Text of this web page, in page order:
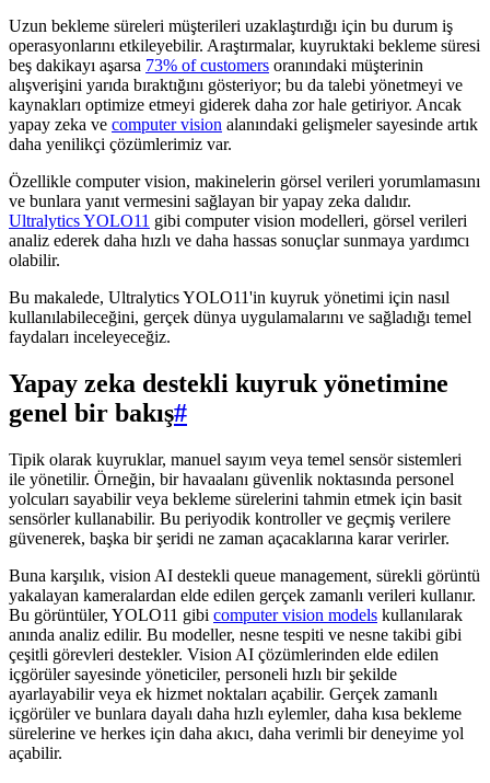
Uzun bekleme süreleri müşterileri uzaklaştırdığı için bu durum iş
operasyonlarını etkileyebilir. Araştırmalar, kuyruktaki bekleme süresi
beş dakikayı aşarsa 73% of customers oranındaki müşterinin
alışverişini yarıda bıraktığını gösteriyor; bu da talebi yönetmeyi ve
kaynakları optimize etmeyi giderek daha zor hale getiriyor. Ancak
yapay zeka ve computer vision alanındaki gelişmeler sayesinde artık
daha yenilikçi çözümlerimiz var.
Özellikle computer vision, makinelerin görsel verileri yorumlamasını
ve bunlara yanıt vermesini sağlayan bir yapay zeka dalıdır.
Ultralytics YOLO11 gibi computer vision modelleri, görsel verileri
analiz ederek daha hızlı ve daha hassas sonuçlar sunmaya yardımcı
olabilir.
Bu makalede, Ultralytics YOLO11'in kuyruk yönetimi için nasıl
kullanılabileceğini, gerçek dünya uygulamalarını ve sağladığı temel
faydaları inceleyeceğiz.
Yapay zeka destekli kuyruk yönetimine
genel bir bakış#
Tipik olarak kuyruklar, manuel sayım veya temel sensör sistemleri
ile yönetilir. Örneğin, bir havaalanı güvenlik noktasında personel
yolcuları sayabilir veya bekleme sürelerini tahmin etmek için basit
sensörler kullanabilir. Bu periyodik kontroller ve geçmiş verilere
güvenerek, başka bir şeridi ne zaman açacaklarına karar verirler.
Buna karşılık, vision AI destekli queue management, sürekli görüntü
yakalayan kameralardan elde edilen gerçek zamanlı verileri kullanır.
Bu görüntüler, YOLO11 gibi computer vision models kullanılarak
anında analiz edilir. Bu modeller, nesne tespiti ve nesne takibi gibi
çeşitli görevleri destekler. Vision AI çözümlerinden elde edilen
içgörüler sayesinde yöneticiler, personeli hızlı bir şekilde
ayarlayabilir veya ek hizmet noktaları açabilir. Gerçek zamanlı
içgörüler ve bunlara dayalı daha hızlı eylemler, daha kısa bekleme
sürelerine ve herkes için daha akıcı, daha verimli bir deneyime yol
açabilir.